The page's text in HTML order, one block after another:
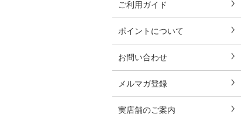
ご利用ガイド
ポイントについて
お問い合わせ
メルマガ登録
実店舗のご案内